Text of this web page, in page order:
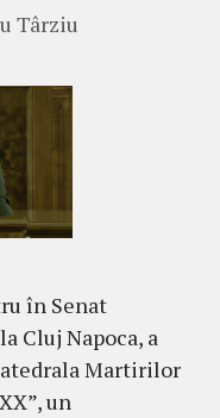
Târziu
în Senat
Cluj Napoca, a
Martirilor
un